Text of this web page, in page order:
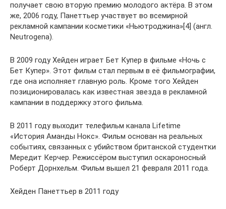
получает свою вторую премию молодого актёра. В этом
же, 2006 году, Панеттьер участвует во всемирной
рекламной кампании косметики «Ньютроджина»[4] (англ.
Neutrogena).
В 2009 году Хейден играет Бет Купер в фильме «Ночь с
Бет Купер». Этот фильм стал первым в её фильмографии,
где она исполняет главную роль. Кроме того Хейден
позиционировалась как известная звезда в рекламной
кампании в поддержку этого фильма.
В 2011 году выходит телефильм канала Lifetime
«История Аманды Нокс». Фильм основан на реальных
событиях, связанных с убийством британской студентки
Мередит Керчер. Режиссёром выступил оскароносный
Роберт Дорнхельм. Фильм вышел 21 февраля 2011 года.
Хейден Панеттьер в 2011 году